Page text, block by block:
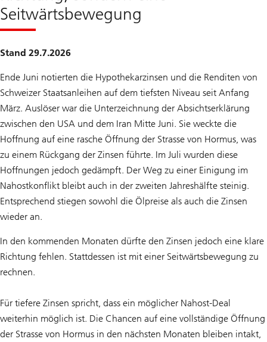
Seitwärtsbewegung
Stand 29.7.2026
Ende Juni notierten die Hypothekarzinsen und die Renditen von
Schweizer Staatsanleihen auf dem tiefsten Niveau seit Anfang
März. Auslöser war die Unterzeichnung der Absichtserklärung
zwischen den USA und dem Iran Mitte Juni. Sie weckte die
Hoffnung auf eine rasche Öffnung der Strasse von Hormus, was
zu einem Rückgang der Zinsen führte. Im Juli wurden diese
Hoffnungen jedoch gedämpft. Der Weg zu einer Einigung im
Nahostkonflikt bleibt auch in der zweiten Jahreshälfte steinig.
Entsprechend stiegen sowohl die Ölpreise als auch die Zinsen
wieder an.
In den kommenden Monaten dürfte den Zinsen jedoch eine klare
Richtung fehlen. Stattdessen ist mit einer Seitwärtsbewegung zu
rechnen.
Für tiefere Zinsen spricht, dass ein möglicher Nahost-Deal
weiterhin möglich ist. Die Chancen auf eine vollständige Öffnung
der Strasse von Hormus in den nächsten Monaten bleiben intakt,